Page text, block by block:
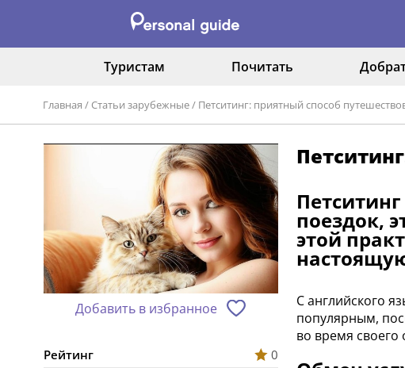
Туристам Почитать
Главная / Статьи зарубежные/ Петситинг: приятный способ
Добавить в избранное
Рейтинг
0
поездок,
этой
С английского
популярным,
во время своего